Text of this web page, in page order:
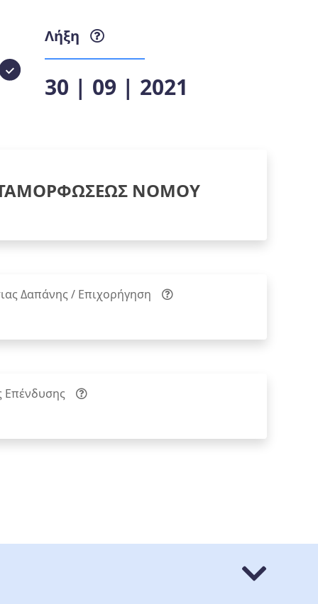
Λήξη
30 | 09 | 2021
ΝΟΜΟΥ
Δαπάνης / Επιχορήγηση